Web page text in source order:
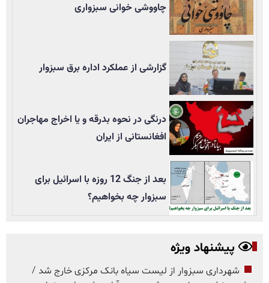
چاووشی خوانی سبزواری
گزارشی از عملکرد اداره برق سبزوار
درنگی در نحوه بدرقه و یا اخراج مهاجران
افغانستانی از ایران
بعد از جنگ 12 روزه با اسرائیل برای
سبزوار چه بخواهیم؟
پیشنهاد ویژه
شهرداری سبزوار از لیست سیاه بانک مرکزی خارج شد /